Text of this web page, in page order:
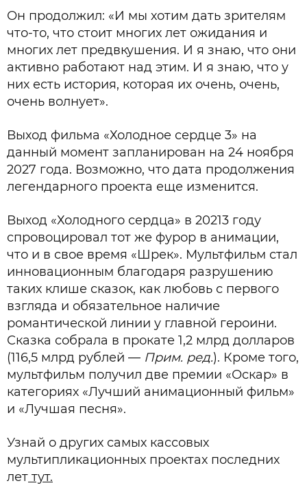
Он продолжил: «И мы хотим дать зрителям
что-то, что стоит многих лет ожидания и
многих лет предвкушения. И я знаю, что они
активно работают над этим. И я знаю, что у
них есть история, которая их очень, очень,
очень волнует».
Выход фильма «Холодное сердце 3» на
данный момент запланирован на 24 ноября
2027 года. Возможно, что дата продолжения
легендарного проекта еще изменится.
Выход «Холодного сердца» в 20213 году
спровоцировал тот же фурор в анимации,
что и в свое время «Шрек». Мультфильм стал
инновационным благодаря разрушению
таких клише сказок, как любовь с первого
взгляда и обязательное наличие
романтической линии у главной героини.
Сказка собрала в прокате 1,2 млрд долларов
(116,5 млрд рублей — Прим. ред.). Кроме того,
мультфильм получил две премии «Оскар» в
категориях «Лучший анимационный фильм»
и «Лучшая песня».
Узнай о других самых кассовых
мультипликационных проектах последних
лет тут.